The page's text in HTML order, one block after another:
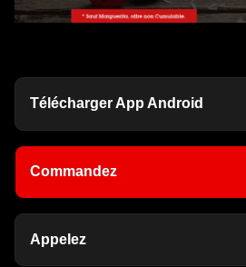
Télécharger App Android
Commandez
Appelez